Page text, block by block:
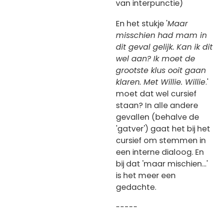
van interpunctie)
En het stukje 'Maar
misschien had mam in
dit geval gelijk. Kan ik dit
wel aan? Ik moet de
grootste klus ooit gaan
klaren. Met Willie. Willie.'
moet dat wel cursief
staan? In alle andere
gevallen (behalve de
'gatver') gaat het bij het
cursief om stemmen in
een interne dialoog. En
bij dat 'maar mischien...'
is het meer een
gedachte.
-----